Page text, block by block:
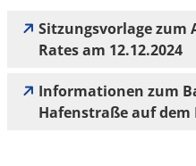
Sitzungsvorlage zum
Rates am 12.12.2024
Informationen zum
Hafenstraße auf